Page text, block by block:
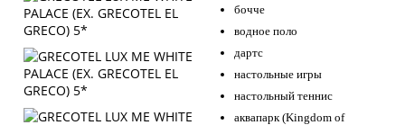
бочче
водное поло
дартс
настольные игры
настольный теннис
аквапарк (Kingdom of